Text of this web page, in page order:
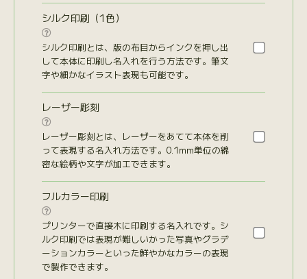
シルク印刷（1色）

シルク印刷とは、版の布目からインクを押し出
して本体に印刷し名入れを行う方法です。筆文
字や細かなイラスト表現も可能です。
レーザー彫刻

レーザー彫刻とは、レーザーをあてて本体を削
って表現する名入れ方法です。0.1mm単位の綿
密な絵柄や文字が加工できます。
フルカラー印刷

プリンターで直接木に印刷する名入れです。シ
ルク印刷では表現が難しいかった写真やグラデ
ーションカラーといった鮮やかなカラーの表現
で製作できます。